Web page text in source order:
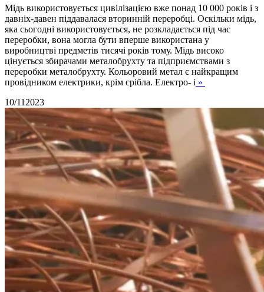
Мідь використовується цивілізацією вже понад 10 000 років і з
давніх-давен піддавалася вторинній переробці. Оскільки мідь,
яка сьогодні використовується, не розкладається під час
переробки, вона могла бути вперше використана у
виробництві предметів тисячі років тому. Мідь високо
цінується збирачами металобрухту та підприємствами з
переробки металобрухту. Кольоровий метал є найкращим
провідником електрики, крім срібла. Електро- і »
10/11 2023